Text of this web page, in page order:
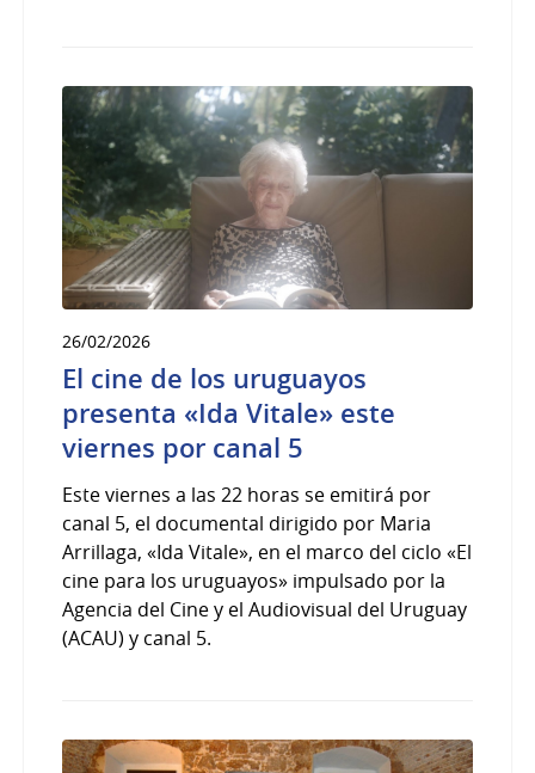
26/02/2026
El cine de los uruguayos
presenta «Ida Vitale» este
viernes por canal 5
Este viernes a las 22 horas se emitirá por
canal 5, el documental dirigido por Maria
Arrillaga, «Ida Vitale», en el marco del ciclo «El
cine para los uruguayos» impulsado por la
Agencia del Cine y el Audiovisual del Uruguay
(ACAU) y canal 5.